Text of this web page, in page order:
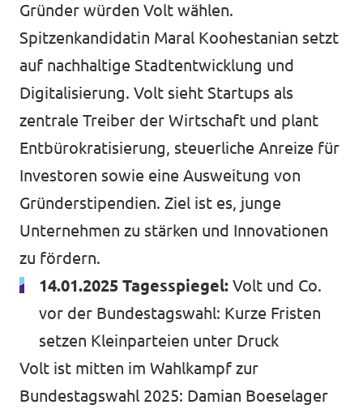
Gründer würden Volt wählen.
Spitzenkandidatin Maral Koohestanian setzt
auf nachhaltige Stadtentwicklung und
Digitalisierung. Volt sieht Startups als
zentrale Treiber der Wirtschaft und plant
Entbürokratisierung, steuerliche Anreize für
Investoren sowie eine Ausweitung von
Gründerstipendien. Ziel ist es, junge
Unternehmen zu stärken und Innovationen
zu fördern.
14.01.2025 Tagesspiegel: Volt und Co.
vor der Bundestagswahl: Kurze Fristen
setzen Kleinparteien unter Druck
Volt ist mitten im Wahlkampf zur
Bundestagswahl 2025: Damian Boeselager